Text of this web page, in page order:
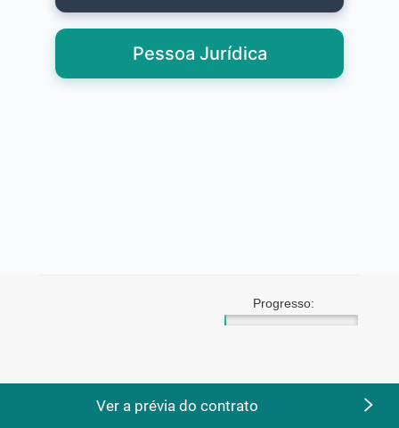
Ver a prévia do contrato
Pessoa Jurídica
Progresso: